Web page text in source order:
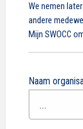
We nemen
andere
Mijn SWOCC
Naam